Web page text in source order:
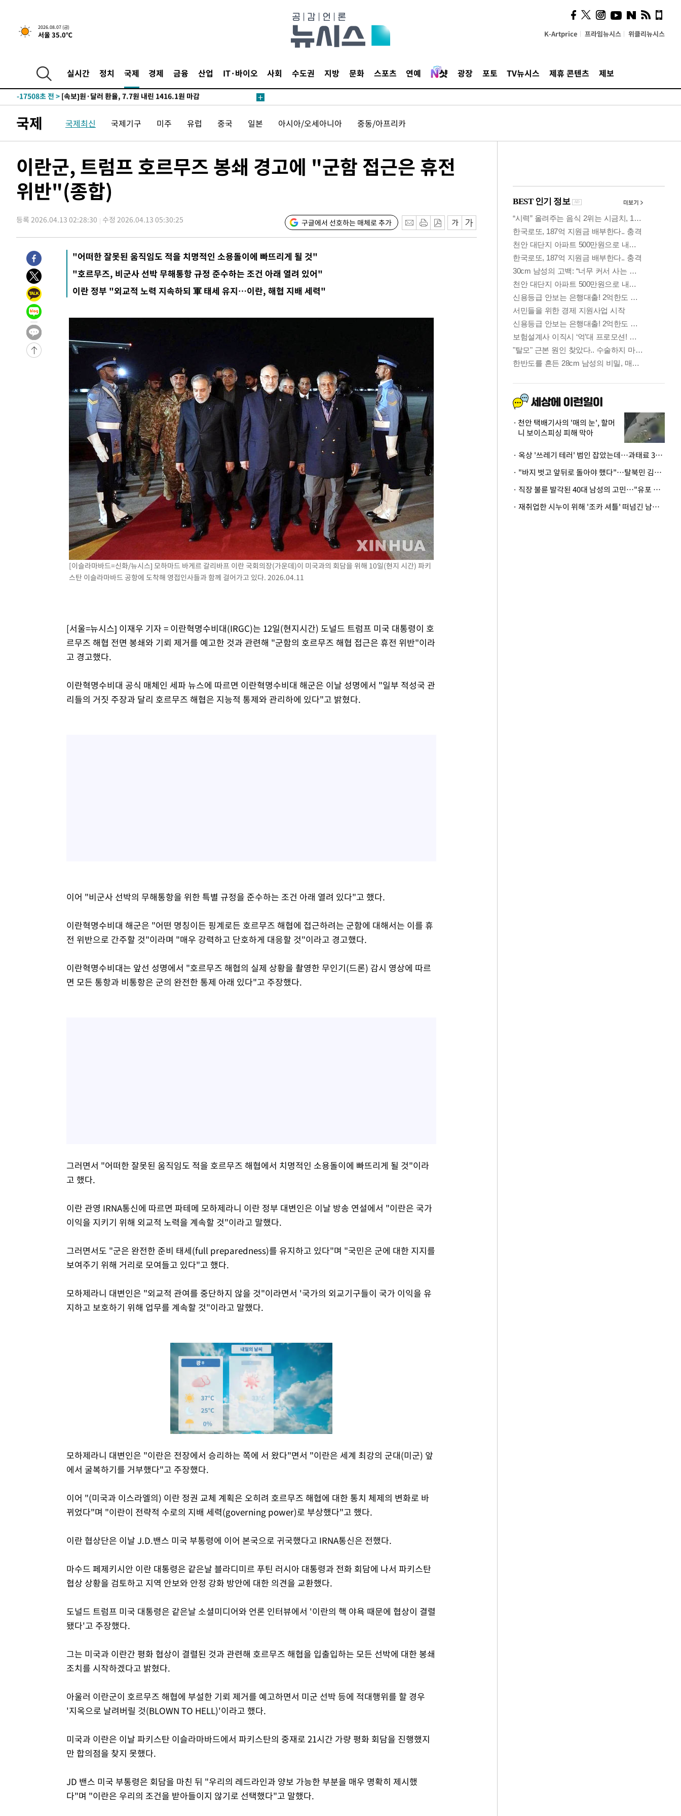
2026.08.07 (금)
서울 35.0℃ K-Artprice 프라임뉴시스 위클리뉴시스
실시간 정치 국제 경제 금융 산업 IT·바이오 사회 수도권 지방 문화 스포츠 연예 광장 포토 TV뉴시스 제휴 콘텐츠 제보
응"
-18588초 전 >여자배구 이재영·이다영 자매, 아제르바이잔 투란VC 입단
-17841초 전 >외국인 심판 성 접대 7경기 들여다보니…한국 축구 '5승 2무'
-17528초 전 >
[속보]코스피, 6200선 약보합…0.60% 내린 6258.77에 마쳐
-17508초 전 >
-17397초 전 > [속보] 노원서 40.1도 관측…서울, 2018년 이후 첫 40도
-13360초 전 >
외신들도 주목한 韓축구 파문…"국민적 공분에 수사 재개"
-13331초 전 >11시간 압수수색에 성접대 파문까지…'쑥대밭' 된 축구협회
병태 후임
-8711초 전 >[속보]국힘 윤리위, '돌려차기 발언' 진종오·서범수 징계 절차 개시
-4036초 전 >[속보] 7월 중국 수출 23.9%↑ 수입 27.5%↑…무역총액 25.3%↑
-1196초 전 >
[속보]'채상병 순직 책임' 임성근, 항소심도 징역 3년
38분 전 >민주 콩고 에볼라환자 4천명 돌파, 4053명 발생 1850명 사망
-25549초 전 >"낮 기온 소폭 하락"…수도권 폭염중대경보, 폭염경보로 하향
-25513초 전 >
[속보]이 대통령, '호우피해' 안동·의성 관할 4개 면 특별재난지역
선포
-25476초 전 >
[단독]중수청 지원 검사들, 정원 초과 시 낮은 계급 임용…희망지 못
갈 수도
-23447초 전 >
낮 최고 37도 찜통더위…곳곳 소나기·강원 많은 비[내일날씨]
-21753초 전 >
SK하이닉스, 용인·청주 팹에 54조 투자…"AI 메모리 수요 선제 대
응"
-18609초 전 >
-17862초 전 >
-17596초 전 >
[속보]코스닥, 2.86포인트(0.36%) 내린 798.81마감
-17549초 전 >
[속보]코스피, 6200선 약보합…0.60% 내린 6258.77에 마쳐
[속보]원·달러 환율, 7.7원 내린 1416.1원 마감
[속보] 노원서 40.1도 관측…서울, 2018년 이후 첫 40도
[속보]종합특검, '계엄 수용공간 확보' 신용해 前교정본부장 기소
외신들도 주목한 韓축구 파문…"국민적 공분에 수사 재개"
11시간 압수수색에 성접대 파문까지…'쑥대밭' 된 축구협회
[속보]규제합리화위원회 부위원장에 김태유 서울대 공대 교수…이
[속보]국힘 윤리위, '돌려차기 발언' 진종오·서범수 징계 절차 개시
[속보] 7월 중국 수출 23.9%↑ 수입 27.5%↑…무역총액 25.3%↑
[속보]'채상병 순직 책임' 임성근, 항소심도 징역 3년
[속보]종합특검, '관저이전 봐주기 감사' 유병호 구속기소
민주 콩고 에볼라환자 4천명 돌파, 4053명 발생 1850명 사망
국제 국제최신 국제기구 미주 유럽 중국 일본 아시아/오세아니아 중동/아프리카
이란군, 트럼프 호르무즈 봉쇄 경고에 "군함 접근은 휴전
위반"(종합)
등록 2026.04.13 02:28:30 수정 2026.04.13 05:30:25 구글에서 선호하는 매체로 추가
"어떠한 잘못된 움직임도 적을 치명적인 소용돌이에 빠뜨리게 될 것"
"호르무즈, 비군사 선박 무해통항 규정 준수하는 조건 아래 열려 있어"
이란 정부 "외교적 노력 지속하되 軍 태세 유지…이란, 해협 지배 세력"
[이슬라마바드=신화/뉴시스] 모하마드 바게르 갈리바프 이란 국회의장(가운데)이 미국과의 회담을 위해 10일(현지 시간) 파키
스탄 이슬라마바드 공항에 도착해 영접인사들과 함께 걸어가고 있다. 2026.04.11
[서울=뉴시스] 이재우 기자 = 이란혁명수비대(IRGC)는 12일(현지시간) 도널드 트럼프 미국 대통령이 호
르무즈 해협 전면 봉쇄와 기뢰 제거를 예고한 것과 관련해 "군함의 호르무즈 해협 접근은 휴전 위반"이라
고 경고했다.
이란혁명수비대 공식 매체인 세파 뉴스에 따르면 이란혁명수비대 해군은 이날 성명에서 "일부 적성국 관
리들의 거짓 주장과 달리 호르무즈 해협은 지능적 통제와 관리하에 있다"고 밝혔다.
이어 "비군사 선박의 무해통항을 위한 특별 규정을 준수하는 조건 아래 열려 있다"고 했다.
이란혁명수비대 해군은 "어떤 명칭이든 핑계로든 호르무즈 해협에 접근하려는 군함에 대해서는 이를 휴
전 위반으로 간주할 것"이라며 "매우 강력하고 단호하게 대응할 것"이라고 경고했다.
이란혁명수비대는 앞선 성명에서 "호르무즈 해협의 실제 상황을 촬영한 무인기(드론) 감시 영상에 따르
면 모든 통항과 비통항은 군의 완전한 통제 아래 있다"고 주장했다.
그러면서 "어떠한 잘못된 움직임도 적을 호르무즈 해협에서 치명적인 소용돌이에 빠뜨리게 될 것"이라
고 했다.
이란 관영 IRNA통신에 따르면 파테메 모하제라니 이란 정부 대변인은 이날 방송 연설에서 "이란은 국가
이익을 지키기 위해 외교적 노력을 계속할 것"이라고 말했다.
그러면서도 "군은 완전한 준비 태세(full preparedness)를 유지하고 있다"며 "국민은 군에 대한 지지를
보여주기 위해 거리로 모여들고 있다"고 했다.
모하제라니 대변인은 "외교적 관여를 중단하지 않을 것"이라면서 '국가의 외교기구들이 국가 이익을 유
지하고 보호하기 위해 업무를 계속할 것"이라고 말했다.
모하제라니 대변인은 "이란은 전장에서 승리하는 쪽에 서 왔다"면서 "이란은 세계 최강의 군대(미군) 앞
에서 굴복하기를 거부했다"고 주장했다.
이어 "(미국과 이스라엘의) 이란 정권 교체 계획은 오히려 호르무즈 해협에 대한 통치 체제의 변화로 바
뀌었다"며 "이란이 전략적 수로의 지배 세력(governing power)로 부상했다"고 했다.
이란 협상단은 이날 J.D.밴스 미국 부통령에 이어 본국으로 귀국했다고 IRNA통신은 전했다.
마수드 페제키시안 이란 대통령은 같은날 블라디미르 푸틴 러시아 대통령과 전화 회담에 나서 파키스탄
협상 상황을 검토하고 지역 안보와 안정 강화 방안에 대한 의견을 교환했다.
도널드 트럼프 미국 대통령은 같은날 소셜미디어와 언론 인터뷰에서 '이란의 핵 야욕 때문에 협상이 결렬
됐다'고 주장했다.
그는 미국과 이란간 평화 협상이 결렬된 것과 관련해 호르무즈 해협을 입출입하는 모든 선박에 대한 봉쇄
조치를 시작하겠다고 밝혔다.
아울러 이란군이 호르무즈 해협에 부설한 기뢰 제거를 예고하면서 미군 선박 등에 적대행위를 할 경우
'지옥으로 날려버릴 것(BLOWN TO HELL)'이라고 했다.
미국과 이란은 이날 파키스탄 이슬라마바드에서 파키스탄의 중재로 21시간 가량 평화 회담을 진행했지
만 합의점을 찾지 못했다.
JD 밴스 미국 부통령은 회담을 마친 뒤 "우리의 레드라인과 양보 가능한 부분을 매우 명확히 제시했
다"며 "이란은 우리의 조건을 받아들이지 않기로 선택했다"고 말했다.
시, 스마트폰 액세서리에
NFC 더했다
천안 택배기사의 '매의 눈', 할머
니 보이스피싱 피해 막아
· 옥상 '쓰레기 테러' 범인 잡았는데…과태료 3만원 처분에 숙박업주 허탈
· "바지 벗고 앞뒤로 돌아야 했다"…탈북민 김서아, 기쁨조 검사 수치심 회상
· 직장 불륜 발각된 40대 남성의 고민…"유포 동료 명예훼손·협박죄 고소 가능할까"
· 재취업한 시누이 위해 '조카 셔틀' 떠넘긴 남편…아내 "난 못한다"